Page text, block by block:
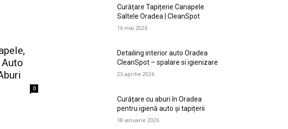
0
Curățare Tapițerie Canapele
Saltele Oradea | CleanSpot
16 mai 2026
Detailing interior auto Oradea
CleanSpot – spalare si igienizare
23 aprilie 2026
Curățare cu aburi în Oradea
pentru igienă auto și tapițerii
18 ianuarie 2026